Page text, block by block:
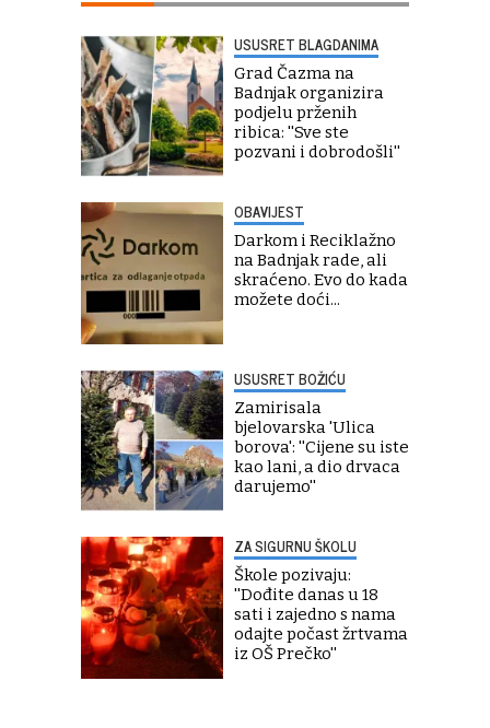
USUSRET BLAGDANIMA
Grad Čazma na
Badnjak organizira
podjelu prženih
ribica: ''Sve ste
pozvani i dobrodošli''
OBAVIJEST
Darkom i Reciklažno
na Badnjak rade, ali
skraćeno. Evo do kada
možete doći...
USUSRET BOŽIĆU
Zamirisala
bjelovarska 'Ulica
borova': ''Cijene su iste
kao lani, a dio drvaca
darujemo''
ZA SIGURNU ŠKOLU
Škole pozivaju:
''Dođite danas u 18
sati i zajedno s nama
odajte počast žrtvama
iz OŠ Prečko''